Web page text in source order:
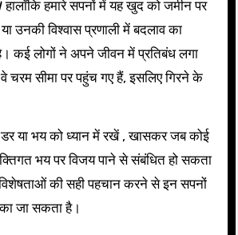
हालाँकि हमारे सपनों में यह खुद को जमीन पर
उनकी विश्वास प्रणाली में बदलाव का
कई लोगों ने अपने जीवन में प्रतिबंध लगा
चरम सीमा पर पहुंच गए हैं, इसलिए गिरने के
या भय को ध्यान में रखें , खासकर जब कोई
भय पर विजय पाने से संबंधित हो सकता
की सही पहचान करने से इन सपनों
जा सकता है।